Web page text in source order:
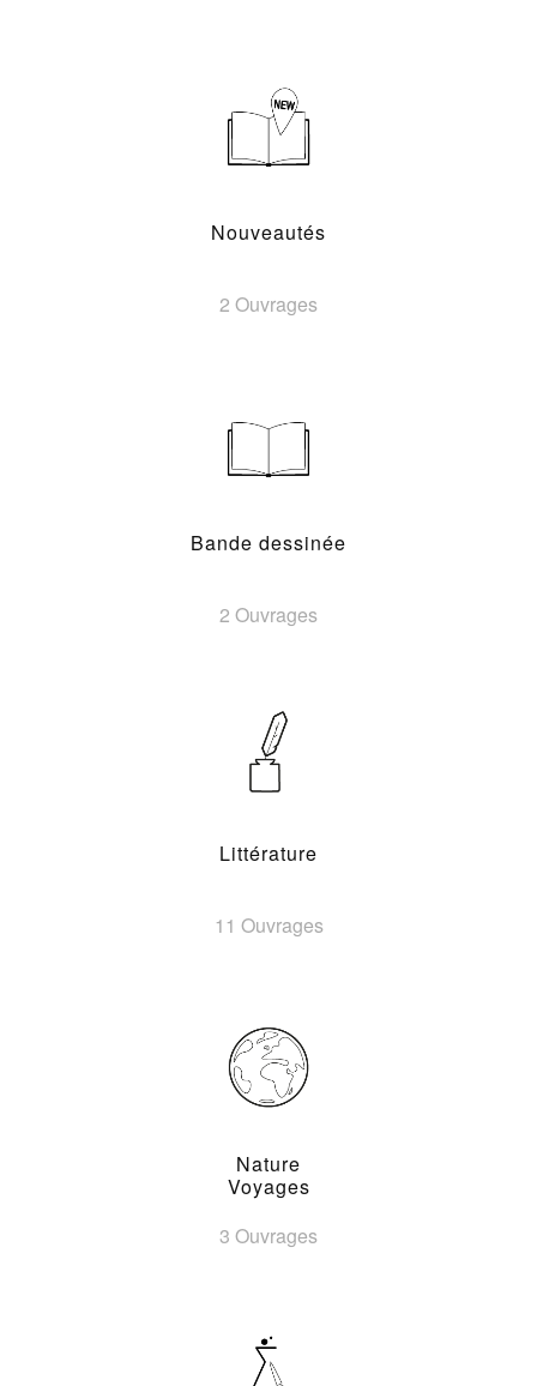
Nouveautés
2 Ouvrages
Bande dessinée
2 Ouvrages
Littérature
11 Ouvrages
Nature
Voyages
3 Ouvrages